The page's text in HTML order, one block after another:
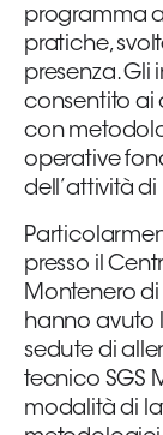
programma
pratiche,
presenza.
consentito ai
con
operative
dell’attività di
presso il
Montenero
hanno avuto
sedute di
tecnico SGS
modalità di